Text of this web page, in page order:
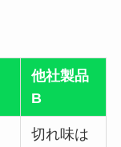
他社製品
B
切れ味は